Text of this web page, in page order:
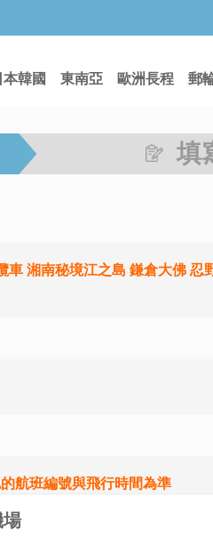
本韓國 東南亞 歐洲長程 郵
填
車 湘南秘境江之島 鎌倉大佛
航班編號與飛行時間為準
場